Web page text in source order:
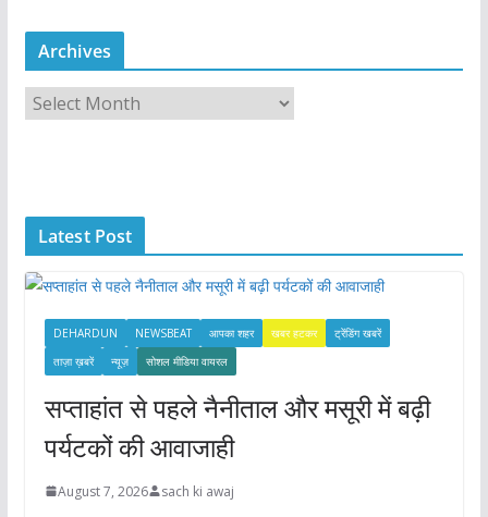
Archives
r
e
s
Latest Post
DEHARDUN NEWSBEAT आपका शहर खबर हटकर
ट्रेंडिंग खबरें
ताज़ा ख़बरें
न्यूज़ सोशल मीडिया वायरल
सप्ताहांत से पहले नैनीताल और मसूरी में बढ़ी
पर्यटकों की आवाजाही
August 7, 2026 sach ki awaj